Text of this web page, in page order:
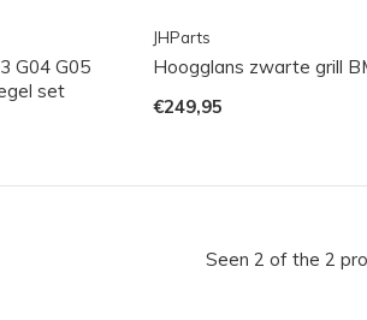
G04 G05
set
JHParts
Hoogglans zwarte grill
€249,95
Seen 2 of the 2